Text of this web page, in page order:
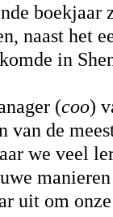
boekjaar
naast het
in
(coo)
van de
we veel
uit om